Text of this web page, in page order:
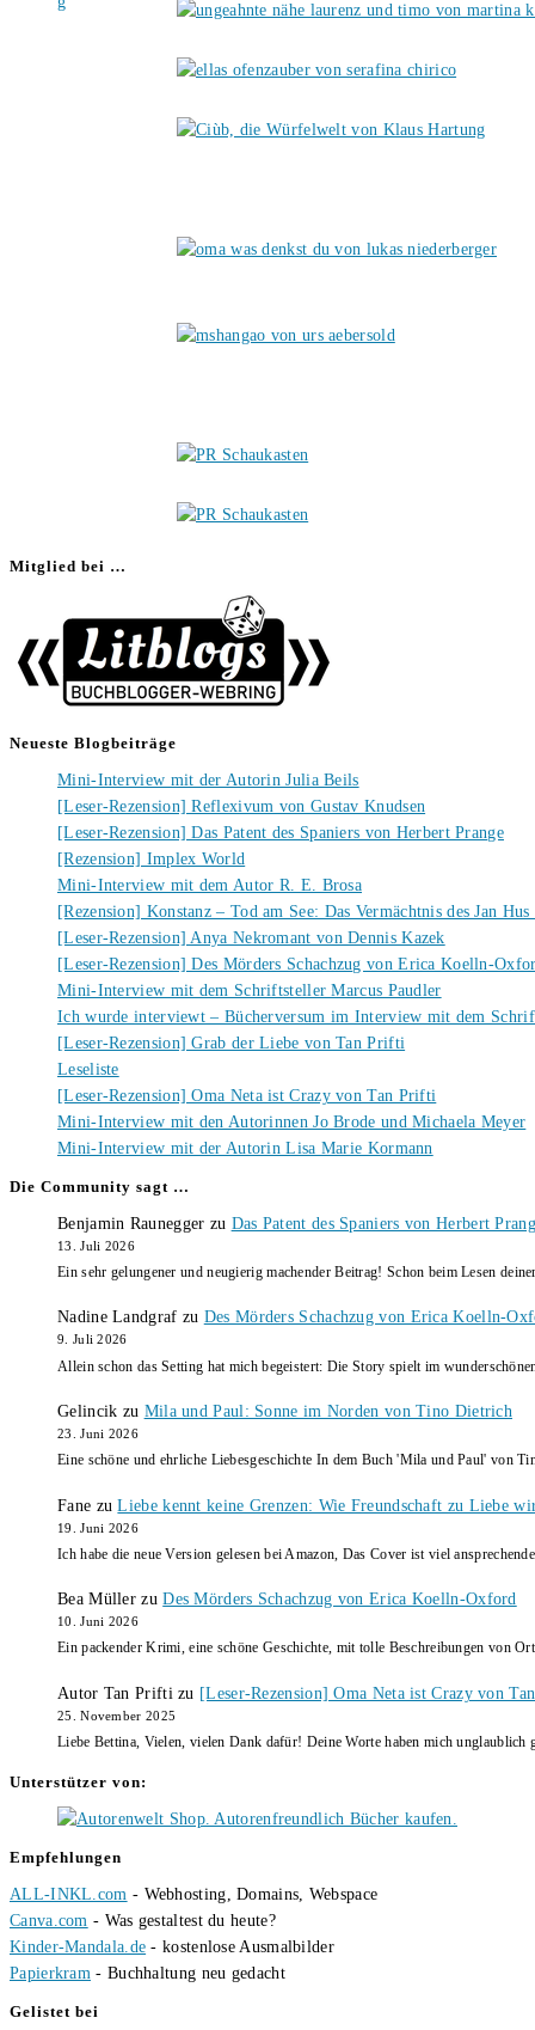
Mitglied bei …
Neueste Blogbeiträge
Mini-Interview mit der Autorin Julia Beils
[Leser-Rezension] Reflexivum von Gustav Knudsen
[Leser-Rezension] Das Patent des Spaniers von Herbert Prange
[Rezension] Implex World
Mini-Interview mit dem Autor R. E. Brosa
[Rezension] Konstanz – Tod am See: Das Vermächtnis des Jan
[Leser-Rezension] Anya Nekromant von Dennis Kazek
[Leser-Rezension] Des Mörders Schachzug von Erica Koelln-
Mini-Interview mit dem Schriftsteller Marcus Paudler
Ich wurde interviewt – Bücherversum im Interview mit dem
[Leser-Rezension] Grab der Liebe von Tan Prifti
Leseliste
[Leser-Rezension] Oma Neta ist Crazy von Tan Prifti
Mini-Interview mit den Autorinnen Jo Brode und Michaela Meyer
Mini-Interview mit der Autorin Lisa Marie Kormann
Die Community sagt …
Benjamin Raunegger zu Das Patent des Spaniers von Herbert
13. Juli 2026
Ein sehr gelungener und neugierig machender Beitrag! Schon beim Lesen
Nadine Landgraf zu Des Mörders Schachzug von Erica Koelln-
9. Juli 2026
Allein schon das Setting hat mich begeistert: Die Story spielt im
Gelincik zu Mila und Paul: Sonne im Norden von Tino Dietrich
23. Juni 2026
Eine schöne und ehrliche Liebesgeschichte In dem Buch 'Mila und Paul' von
Fane zuLiebe kennt keine Grenzen: Wie Freundschaft zu Liebe
19. Juni 2026
Ich habe die neue Version gelesen bei Amazon, Das Cover ist viel
Bea Müller zuDes Mörders Schachzug von Erica Koelln-Oxford
10. Juni 2026
Ein packender Krimi, eine schöne Geschichte, mit tolle Beschreibungen von
Autor Tan Prifti zu [Leser-Rezension] Oma Neta ist Crazy von
25. November 2025
Liebe Bettina, Vielen, vielen Dank dafür! Deine Worte haben mich unglaublich
Unterstützer von:
Empfehlungen
ALL-INKL.com - Webhosting, Domains, Webspace
Canva.com - Was gestaltest du heute?
Kinder-Mandala.de - kostenlose Ausmalbilder
Papierkram - Buchhaltung neu gedacht
Gelistet bei